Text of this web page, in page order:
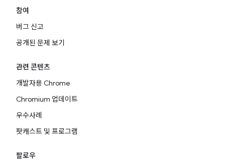
참여
버그 신고
공개된 문제 보기
관련 콘텐츠
개발자용 Chrome
Chromium 업데이트
우수사례
팟캐스트 및 프로그램
팔로우